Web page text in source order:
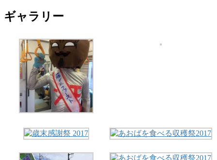
り
ギャラリー